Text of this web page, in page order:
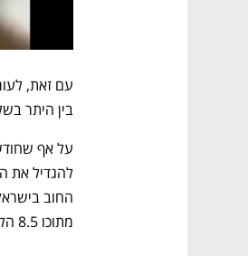
בין היתר בשל
מתוכו 8.5 הלכו לפרעונות חוב, ש"ט).